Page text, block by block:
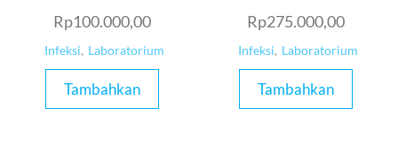
Rp100.000,00
Infeksi, Laboratorium
Tambahkan
Rp275.000,00
Infeksi, Laboratorium
Tambahkan